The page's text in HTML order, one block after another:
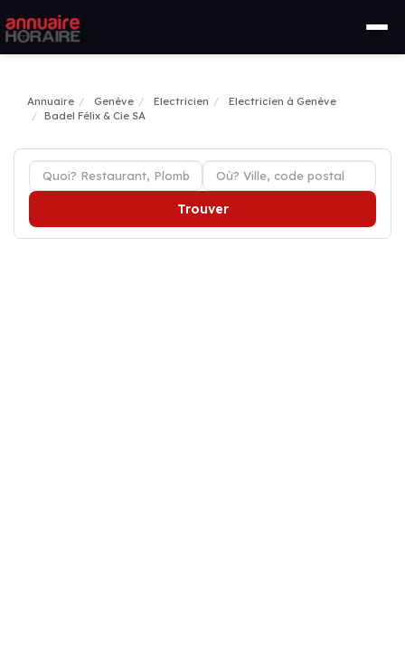
Annuaire Genève Electricien
Electricien à Genève
Badel Félix & Cie SA
Trouver